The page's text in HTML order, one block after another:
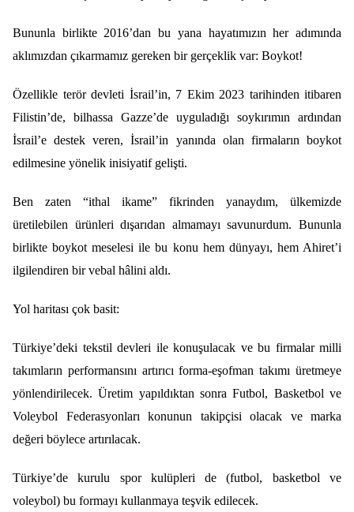
Bununla birlikte 2016’dan bu yana hayatımızın her adımında
aklımızdan çıkarmamız gereken bir gerçeklik var: Boykot!
Özellikle terör devleti İsrail’in, 7 Ekim 2023 tarihinden itibaren
Filistin’de, bilhassa Gazze’de uyguladığı soykırımın ardından
İsrail’e destek veren, İsrail’in yanında olan firmaların boykot
edilmesine yönelik inisiyatif gelişti.
Ben zaten “ithal ikame” fikrinden yanaydım, ülkemizde
üretilebilen ürünleri dışarıdan almamayı savunurdum. Bununla
birlikte boykot meselesi ile bu konu hem dünyayı, hem Ahiret’i
ilgilendiren bir vebal hâlini aldı.
Yol haritası çok basit:
Türkiye’deki tekstil devleri ile konuşulacak ve bu firmalar milli
takımların performansını artırıcı forma-eşofman takımı üretmeye
yönlendirilecek. Üretim yapıldıktan sonra Futbol, Basketbol ve
Voleybol Federasyonları konunun takipçisi olacak ve marka
değeri böylece artırılacak.
Türkiye’de kurulu spor kulüpleri de (futbol, basketbol ve
voleybol) bu formayı kullanmaya teşvik edilecek.